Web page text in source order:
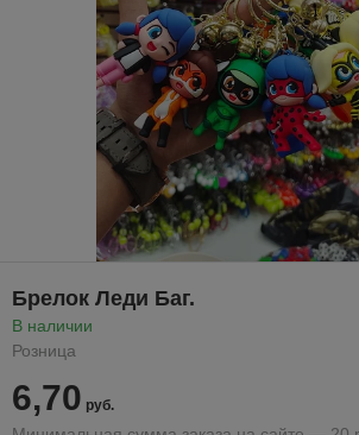
Брелок Леди Баг.
В наличии
Розница
6,70 руб.